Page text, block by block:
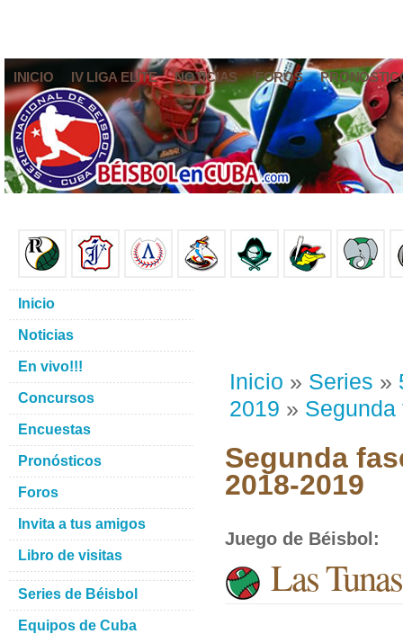
INICIO IV LIGA ELITE NOTICIAS FOROS
Inicio » Series »
2019 » Segunda
Segunda
2018-2019
Juego de Béisbol :
Las
Inicio
Noticias
En vivo!!!
Concursos
Encuestas
Pronósticos
Foros
Invita a tus amigos
Libro de visitas
Series de Béisbol
Equipos de Cuba